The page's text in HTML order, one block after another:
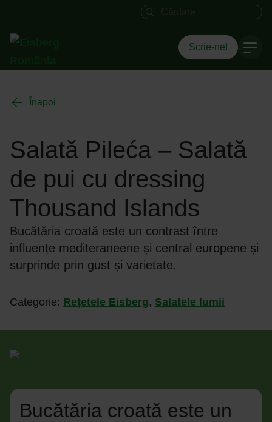
Câmpul de căutare
Scrie-ne!
Înapoi
Salată Pileća – Salată
de pui cu dressing
Thousand Islands
Bucătăria croată este un contrast între
influențe mediteraneene și central europene și
surprinde prin gust și varietate.
Categorie: Rețetele Eisberg, Salatele lumii
Bucătăria croată este un